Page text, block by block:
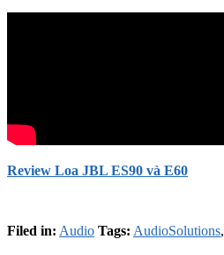
Review Loa JBL ES90 và E60
Filed in: Audio Tags: AudioSolutions,